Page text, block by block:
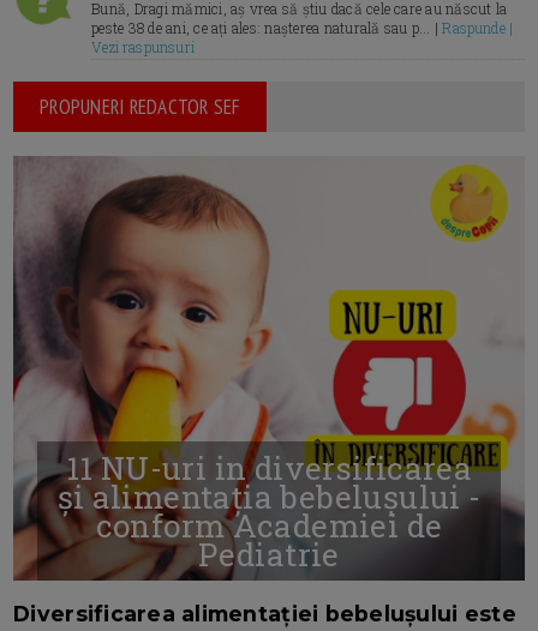
Bună, Dragi mămici, aș vrea să știu dacă cele care au născut la
peste 38 de ani, ce ați ales: nașterea naturală sau p... |Raspunde |
Vezi raspunsuri
PROPUNERI REDACTOR SEF
11 NU-uri in diversificarea
și alimentația bebelușului -
conform Academiei de
Pediatrie
Diversificarea alimentației bebelușului este